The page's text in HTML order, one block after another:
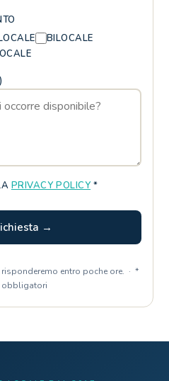
BILOCALE
PRIVACY POLICY *
→
entro poche ore. · *
obbligatori